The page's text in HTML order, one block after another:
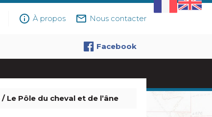
info_outline À propos mail_outline Nous contacter
Facebook
/ Le Pôle du cheval et de l’âne